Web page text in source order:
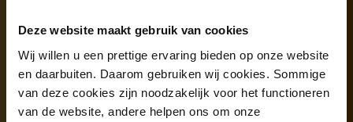
Deze website maakt gebruik van cookies
Wij willen u een prettige ervaring bieden op onze website
en daarbuiten. Daarom gebruiken wij cookies. Sommige
van deze cookies zijn noodzakelijk voor het functioneren
van de website, andere helpen ons om onze